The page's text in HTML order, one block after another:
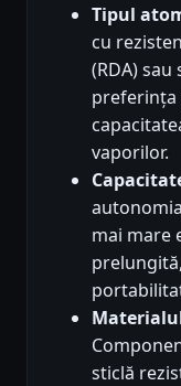
Tipul
cu
(RDA)
preferința
vaporilor.
mai mare
sticlă